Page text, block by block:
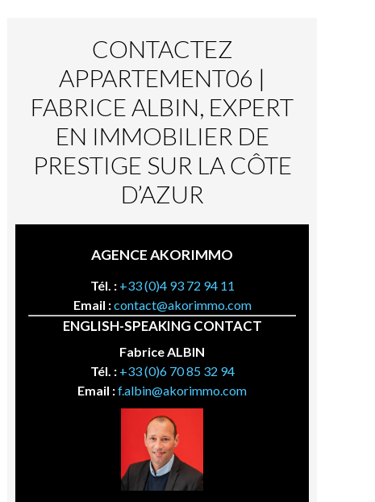
CONTACTEZ
APPARTEMENT06 |
FABRICE ALBIN, EXPERT
EN IMMOBILIER DE
PRESTIGE SUR LA CÔTE
D’AZUR
AGENCE AKORIMMO
Tél. : +33 (0)4 93 72 94 11
Email :contact@akorimmo.com
ENGLISH-SPEAKING CONTACT
Fabrice ALBIN
Tél. : +33 (0)6 70 85 32 94
Email :f.albin@akorimmo.com